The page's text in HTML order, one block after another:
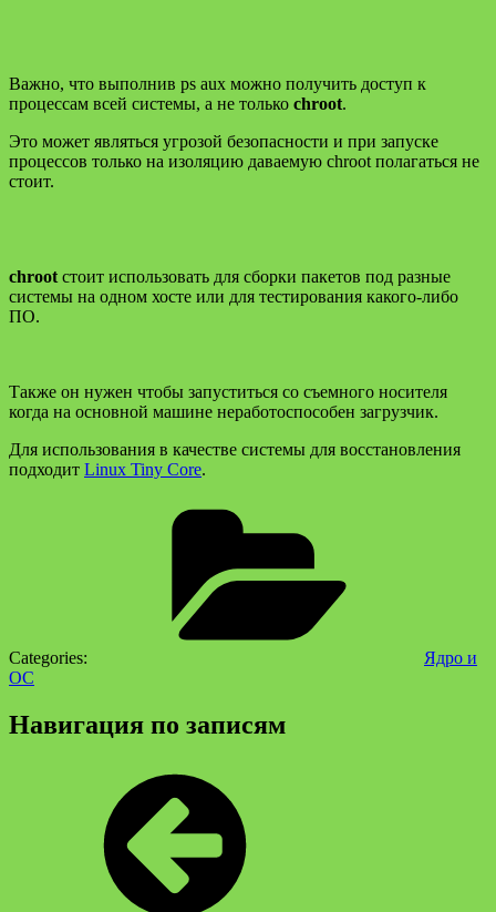
Важно, что выполнив ps aux можно получить доступ к
процессам всей системы, а не только chroot.
Это может являться угрозой безопасности и при запуске
процессов только на изоляцию даваемую chroot полагаться не
стоит.
chrootстоит использовать для сборки пакетов под разные
системы на одном хосте или для тестирования какого-либо
ПО.
Также он нужен чтобы запуститься со съемного носителя
когда на основной машине неработоспособен загрузчик.
Для использования в качестве системы для восстановления
подходит Linux Tiny Core.
Categories:
Ядро и
ОС
Навигация по записям